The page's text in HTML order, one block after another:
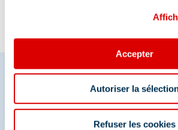
Accepter
Autoriser la
Refuser les cookies
Partagez vos